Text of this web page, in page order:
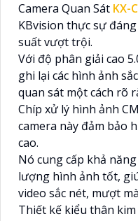
Camera Quan Sát KX-
KBvision thực sự
suất vượt trội.
Với độ phân giải cao
ghi lại các hình ảnh
quan sát một cách rõ
Chíp xử lý hình ảnh
camera này đảm bảo
cao.
Nó cung cấp khả
lượng hình ảnh tốt,
video sắc nét, mượt
Thiết kế kiểu thân kim